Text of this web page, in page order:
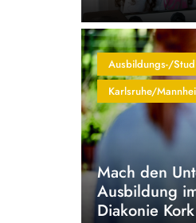
Ausbildungs-/
Karlsruhe/
Mach den
Ausbildung
Diakonie Kork